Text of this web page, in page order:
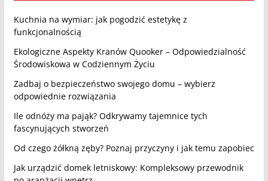
Kuchnia na wymiar: jak pogodzić estetykę z
funkcjonalnością
Ekologiczne Aspekty Kranów Quooker – Odpowiedzialność
Środowiskowa w Codziennym Życiu
Zadbaj o bezpieczeństwo swojego domu – wybierz
odpowiednie rozwiązania
Ile odnóży ma pająk? Odkrywamy tajemnice tych
fascynujących stworzeń
Od czego żółkną zęby? Poznaj przyczyny i jak temu zapobiec
Jak urządzić domek letniskowy: Kompleksowy przewodnik